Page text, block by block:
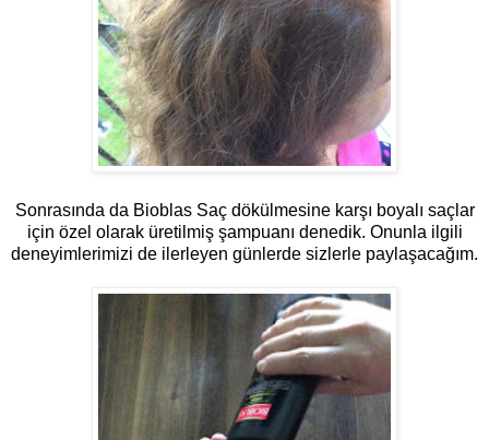
Sonrasında da Bioblas Saç dökülmesine karşı boyalı saçlar
için özel olarak üretilmiş şampuanı denedik. Onunla ilgili
deneyimlerimizi de ilerleyen günlerde sizlerle paylaşacağım.